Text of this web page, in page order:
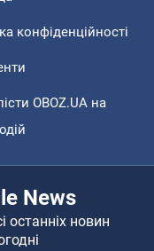
конфіденційності
OBOZ.UA на
News
останніх новин